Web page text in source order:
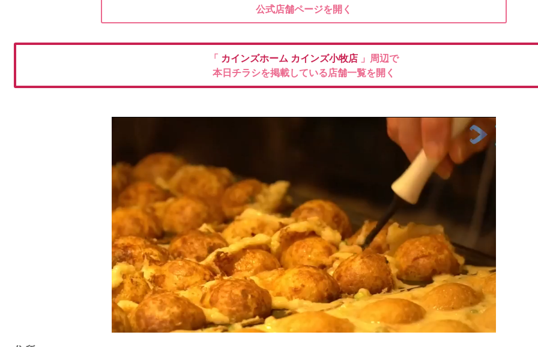
公式店舗ページを開く
「 カインズホーム カインズ小牧店 」周辺で
本日チラシを掲載している店舗一覧を開く